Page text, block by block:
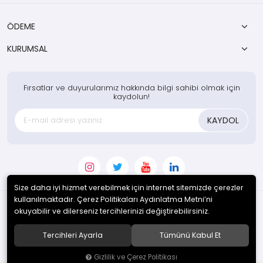
ÖDEME
KURUMSAL
Fırsatlar ve duyurularımız hakkında bilgi sahibi olmak için
kaydolun!
KAYDOL
© 2020Enotek Mühendislik ve Danışmanlık Hizm. San. Tic. A.Ş.
Size daha iyi hizmet verebilmek için internet sitemizde çerezler
kullanılmaktadır. Çerez Politikaları Aydınlatma Metni’ni
okuyabilir ve dilerseniz tercihlerinizi değiştirebilirsiniz.
Tercihleri Ayarla Tümünü Kabul Et
Gizlilik ve Çerez Politikası